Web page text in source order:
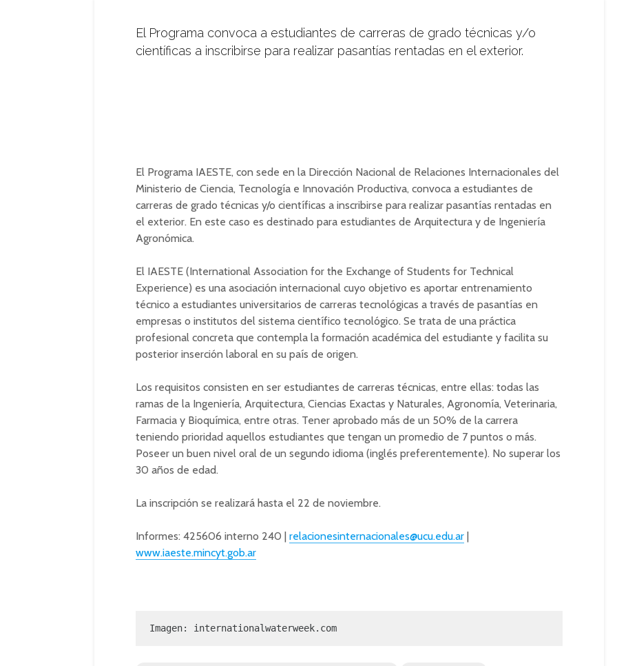
El Programa convoca a estudiantes de carreras de grado técnicas y/o
científicas a inscribirse para realizar pasantías rentadas en el exterior.
El Programa IAESTE, con sede en la Dirección Nacional de Relaciones Internacionales del
Ministerio de Ciencia, Tecnología e Innovación Productiva, convoca a estudiantes de
carreras de grado técnicas y/o científicas a inscribirse para realizar pasantías rentadas en
el exterior. En este caso es destinado para estudiantes de Arquitectura y de Ingeniería
Agronómica.
El IAESTE (International Association for the Exchange of Students for Technical
Experience) es una asociación internacional cuyo objetivo es aportar entrenamiento
técnico a estudiantes universitarios de carreras tecnológicas a través de pasantías en
empresas o institutos del sistema científico tecnológico. Se trata de una práctica
profesional concreta que contempla la formación académica del estudiante y facilita su
posterior inserción laboral en su país de origen.
Los requisitos consisten en ser estudiantes de carreras técnicas, entre ellas: todas las
ramas de la Ingeniería, Arquitectura, Ciencias Exactas y Naturales, Agronomía, Veterinaria,
Farmacia y Bioquímica, entre otras. Tener aprobado más de un 50% de la carrera
teniendo prioridad aquellos estudiantes que tengan un promedio de 7 puntos o más.
Poseer un buen nivel oral de un segundo idioma (inglés preferentemente). No superar los
30 años de edad.
La inscripción se realizará hasta el 22 de noviembre.
Informes: 425606 interno 240 | relacionesinternacionales@ucu.edu.ar |
www.iaeste.mincyt.gob.ar
Imagen: internationalwaterweek.com